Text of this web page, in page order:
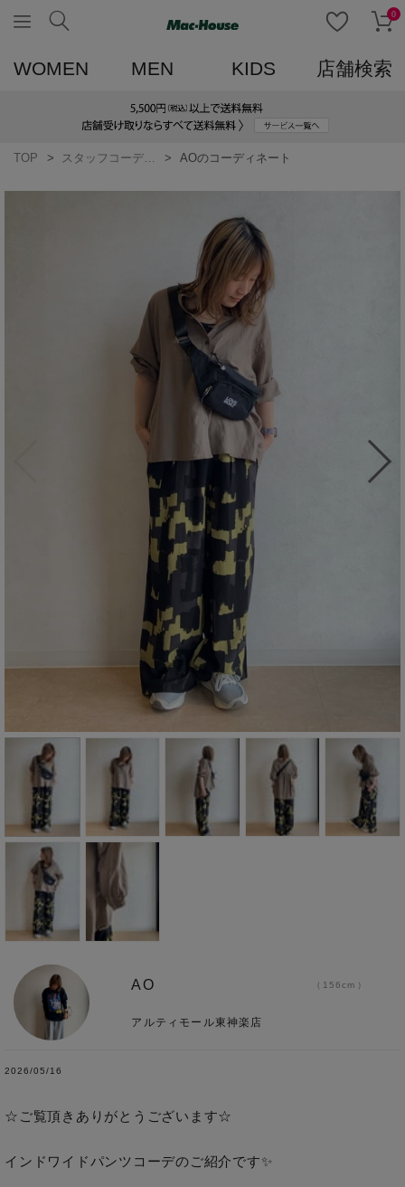
0
WOMEN MEN KIDS 店舗検索
TOP AOのコーディネート
AO
アルティモール東神楽店
156cm
2026/05/16
☆ご覧頂きありがとうございます☆
インドワイドパンツコーデのご紹介です✨